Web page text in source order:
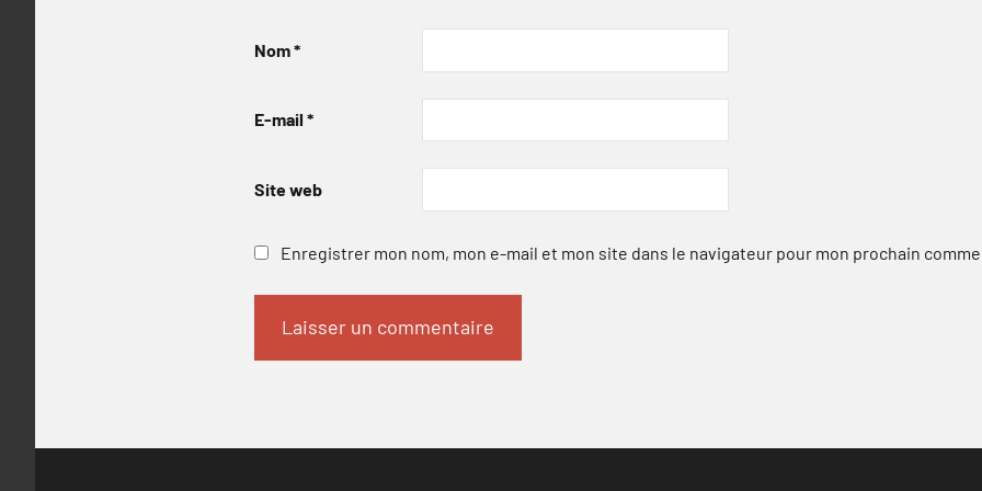
Nom*
E-mail *
Site web
Enregistrer mon nom, mon e-mail et mon site dans le navigateur pour mon prochain